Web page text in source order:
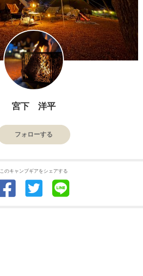
宮下 洋平
フォローする
このキャンプギアをシェアする